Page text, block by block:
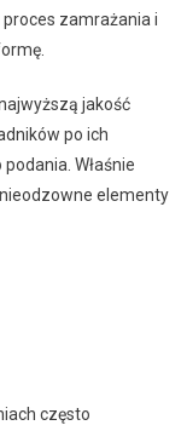
zamrażania i
jakość
po ich
Właśnie
elementy
często